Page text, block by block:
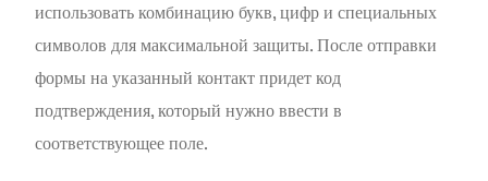
использовать комбинацию букв, цифр и специальных
символов для максимальной защиты. После отправки
формы на указанный контакт придет код
подтверждения, который нужно ввести в
соответствующее поле.